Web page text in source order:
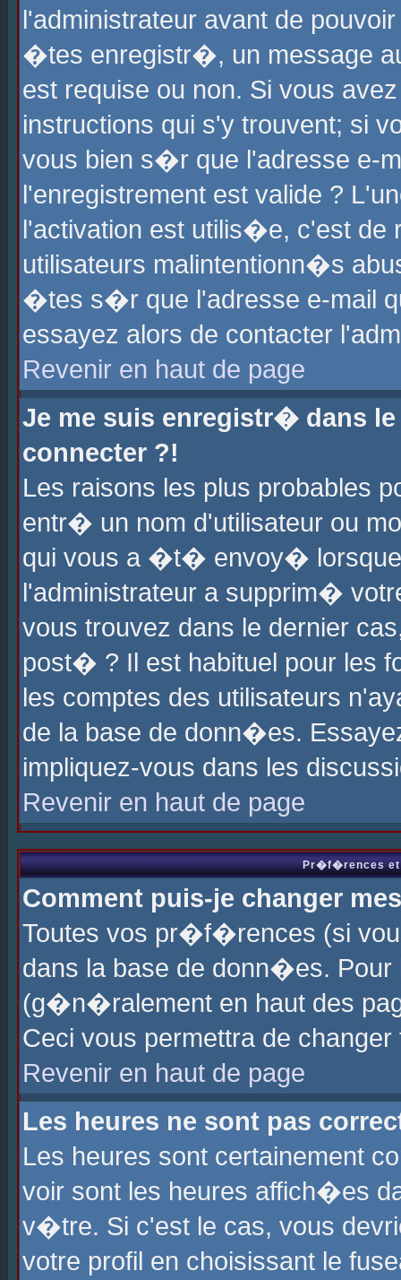
l'administrateur avant de
�tes enregistr�, un message
est requise ou non. Si vous
instructions qui s'y trouvent; si
vous bien s�r que l'adresse e-
l'enregistrement est valide ?
l'activation est utilis�e, c'est
utilisateurs malintentionn�s
�tes s�r que l'adresse e-mail
essayez alors de contacter
Revenir en haut de page
Je me suis enregistr� dans
connecter ?!
Les raisons les plus probables
entr� un nom d'utilisateur ou
qui vous a �t� envoy�
l'administrateur a supprim�
vous trouvez dans le dernier
post� ? Il est habituel pour les
les comptes des utilisateurs
de la base de donn�es.
impliquez-vous dans les
Revenir en haut de page
Pr�f�rences et
Comment puis-je changer
Toutes vos pr�f�rences (si
dans la base de donn�es.
(g�n�ralement en haut des
Ceci vous permettra de
Revenir en haut de page
Les heures ne sont pas
Les heures sont certainement
voir sont les heures affich�es
v�tre. Si c'est le cas, vous
votre profil en choisissant le